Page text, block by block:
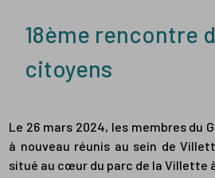
18ème rencontre
citoyens
Le 26 mars 2024, les membres du
à nouveau réunis au sein de
situé au cœur du parc de la Villette